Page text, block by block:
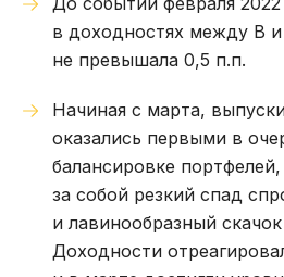
в доходностях между В
не превышала 0,5 п.п.
Начиная с марта,
оказались первыми в
балансировке
за собой резкий спад
и лавинообразный
Доходности